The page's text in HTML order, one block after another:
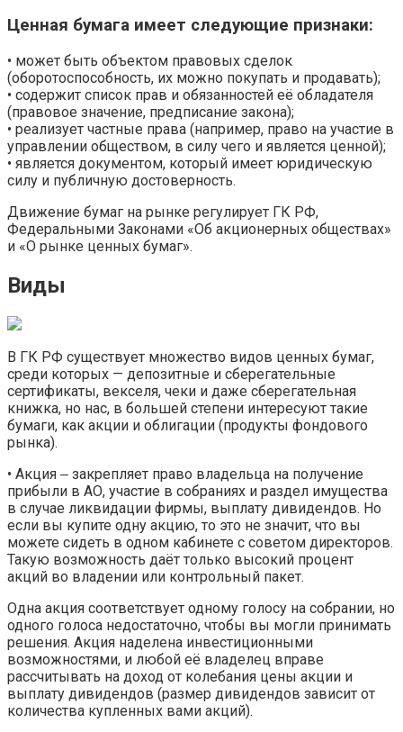
Ценная бумага имеет следующие признаки:
• может быть объектом правовых сделок
(оборотоспособность, их можно покупать и продавать);
• содержит список прав и обязанностей её обладателя
(правовое значение, предписание закона);
• реализует частные права (например, право на участие в
управлении обществом, в силу чего и является ценной);
• является документом, который имеет юридическую
силу и публичную достоверность.
Движение бумаг на рынке регулирует ГК РФ,
Федеральными Законами «Об акционерных обществах»
и «О рынке ценных бумаг».
Виды
В ГК РФ существует множество видов ценных бумаг,
среди которых — депозитные и сберегательные
сертификаты, векселя, чеки и даже сберегательная
книжка, но нас, в большей степени интересуют такие
бумаги, как акции и облигации (продукты фондового
рынка).
• Акция ‒ закрепляет право владельца на получение
прибыли в АО, участие в собраниях и раздел имущества
в случае ликвидации фирмы, выплату дивидендов. Но
если вы купите одну акцию, то это не значит, что вы
можете сидеть в одном кабинете с советом директоров.
Такую возможность даёт только высокий процент
акций во владении или контрольный пакет.
Одна акция соответствует одному голосу на собрании, но
одного голоса недостаточно, чтобы вы могли принимать
решения. Акция наделена инвестиционными
возможностями, и любой её владелец вправе
рассчитывать на доход от колебания цены акции и
выплату дивидендов (размер дивидендов зависит от
количества купленных вами акций).